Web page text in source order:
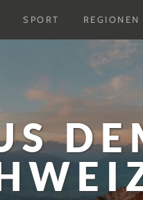
Untermenu
SPORT
Untermenu
REGIONEN